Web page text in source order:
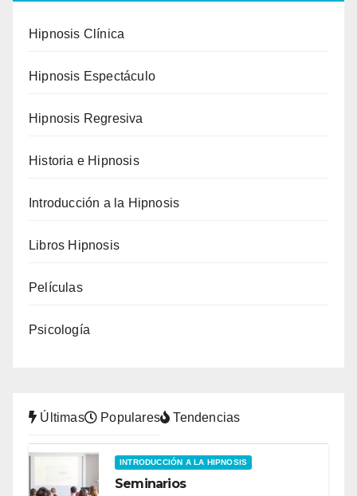
Hipnosis Clínica
Hipnosis Espectáculo
Hipnosis Regresiva
Historia e Hipnosis
Introducción a la Hipnosis
Libros Hipnosis
Películas
Psicología
Últimas Populares Tendencias
INTRODUCCIÓN A LA HIPNOSIS
Seminarios